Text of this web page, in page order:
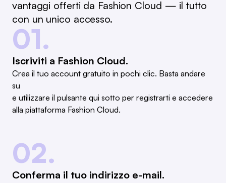
vantaggi offerti da Fashion Cloud — il tutto
con un unico accesso.
01.
Iscriviti a Fashion Cloud.
Crea il tuo account gratuito in pochi clic. Basta andare
su
e utilizzare il pulsante qui sotto per registrarti e accedere
alla piattaforma Fashion Cloud.
02.
Conferma il tuo indirizzo e-mail.